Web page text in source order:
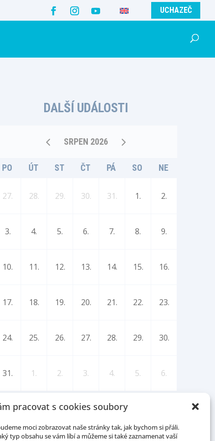
pracovat s cookies soubory
moci zobrazovat naše stránky tak, jak bychom si přáli.
typ obsahu se vám líbí a můžeme si také zaznamenat vaší
UCHAZEČ
DALŠÍ UDÁLOSTI
SRPEN 2026
PO ÚT ST ČT PÁ SO NE
27. 28. 29. 30. 31. 1. 2.
3. 4. 5. 6. 7. 8. 9.
10. 11. 12. 13. 14. 15. 16.
17. 18. 19. 20. 21. 22. 23.
24. 25. 26. 27. 28. 29. 30.
31. 1. 2. 3. 4. 5. 6.